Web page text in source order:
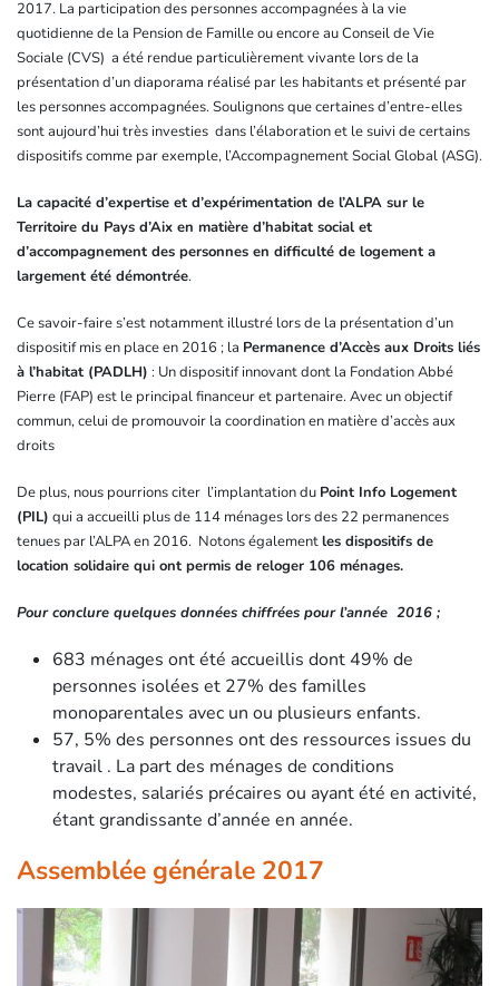
2017. La participation des personnes accompagnées à la vie
quotidienne de la Pension de Famille ou encore au Conseil de Vie
Sociale (CVS) a été rendue particulièrement vivante lors de la
présentation d’un diaporama réalisé par les habitants et présenté par
les personnes accompagnées. Soulignons que certaines d’entre-elles
sont aujourd’hui très investies dans l’élaboration et le suivi de certains
dispositifs comme par exemple, l’Accompagnement Social Global (ASG).
La capacité d’expertise et d’expérimentation de l’ALPA sur le
Territoire du Pays d’Aix en matière d’habitat social et
d’accompagnement des personnes en difficulté de logement a
largement été démontrée.
Ce savoir-faire s’est notamment illustré lors de la présentation d’un
dispositif mis en place en 2016 ; la Permanence d’Accès aux Droits liés
à l’habitat (PADLH) : Un dispositif innovant dont la Fondation Abbé
Pierre (FAP) est le principal financeur et partenaire. Avec un objectif
commun, celui de promouvoir la coordination en matière d’accès aux
droits
De plus, nous pourrions citer l’implantation du Point Info Logement
(PIL) qui a accueilli plus de 114 ménages lors des 22 permanences
tenues par l’ALPA en 2016. Notons égalementles dispositifs de
location solidaire qui ont permis de reloger 106 ménages.
Pour conclure quelques données chiffrées pour l’année 2016 ;
683 ménages ont été accueillis dont 49% de
personnes isolées et 27% des familles
monoparentales avec un ou plusieurs enfants.
57, 5% des personnes ont des ressources issues du
travail . La part des ménages de conditions
modestes, salariés précaires ou ayant été en activité,
étant grandissante d’année en année.
Assemblée générale 2017